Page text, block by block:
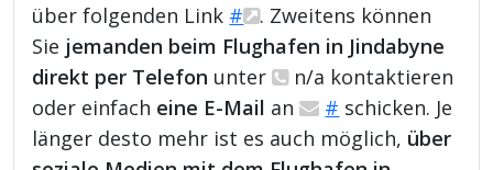
über folgenden Link #
. Zweitens können
Sie jemanden beim Flughafen in Jindabyne
direkt per Telefon unter
n/a kontaktieren
oder einfach eine E-Mail an # schicken. Je
länger desto mehr ist es auch möglich, über